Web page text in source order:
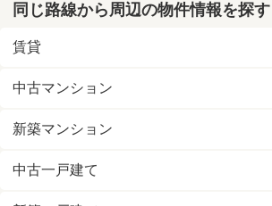
同じ路線から周辺の物件情報を探す
賃貸
中古マンション
新築マンション
中古一戸建て